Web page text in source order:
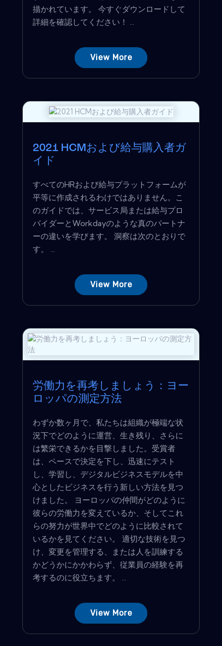
描かれています。 今すぐダウンロードして
詳細を確認してください！ ...
View More
2021 HCMおよび給与購入者ガ
イド
すべてのHRおよび給与プラットフォームが
平等に作成されるわけではありません。こ
のガイドでは、サービス局または給与プロ
バイダーとWorkdayのような真のパートナ
ーの違いを学びます。 洞察は次のとおりで
す。 ...
View More
労働力を再考しましょう：ヨー
ロッパの測定方法
わずか数ヶ月で、私たちは組織が極端な状
況下でどのように運営、生き残り、さらに
は繁栄できるかを目撃しました。受賞者
は、ペースで決定を下し、迅速にテスト
し、学習し、デジタルビジネスモデルを中
心としたビジネスを行う新しい方法を見つ
けました。 ヨーロッパの仲間がどのように
彼らの労働力を変えているか、そしてこれ
らの努力が世界中でどのように比較されて
いるかを見てください。 適切な技術を見つ
け、変更を管理する、または人を訓練する
かどうかにかかわらず、従業員の経験を再
考するのに役立ちます。 ...
View More